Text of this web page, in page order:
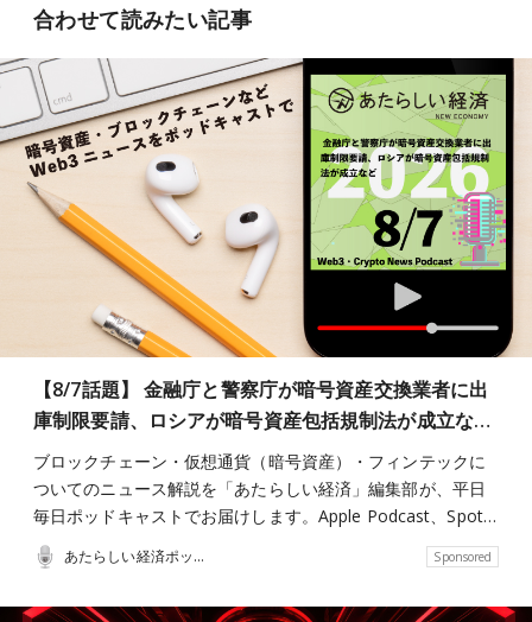
合わせて読みたい記事
【8/7話題】 金融庁と警察庁が暗号資産交換業者に出
庫制限要請、ロシアが暗号資産包括規制法が成立な…
ブロックチェーン・仮想通貨（暗号資産）・フィンテックに
ついてのニュース解説を「あたらしい経済」編集部が、平日
毎日ポッドキャストでお届けします。Apple Podcast、Spot…
あたらしい経済ポッドキャスト Sponsored